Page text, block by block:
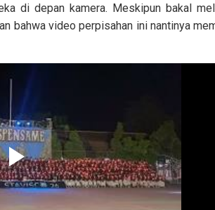
di depan kamera. Meskipun bakal
bahwa video perpisahan ini nantinya